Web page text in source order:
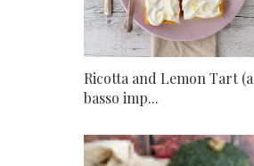
Ricotta and Lemon Tart (a
basso imp...